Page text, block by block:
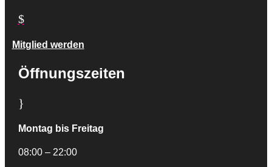
$
Mitglied werden
Öffnungszeiten
}
Montag bis Freitag
08:00 – 22:00